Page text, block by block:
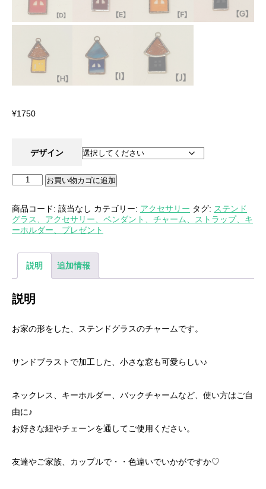
¥1750
デザイン
お買い物カゴに追加
商品コード: 該当なし カテゴリー: アクセサリー タグ: ステンド
グラス、アクセサリー、ペンダント、チャーム、ストラップ、キ
ーホルダー、プレゼント
説明 追加情報
説明
お家の形をした、ステンドグラスのチャームです。
サンドブラストで加工した、小さな窓も可愛らしい♪
ネックレス、キーホルダー、バックチャームなど、使い方はご自
由に♪
お好きな紐やチェーンを通してご使用ください。
友達やご家族、カップルで・・色違いでいかがですか♡